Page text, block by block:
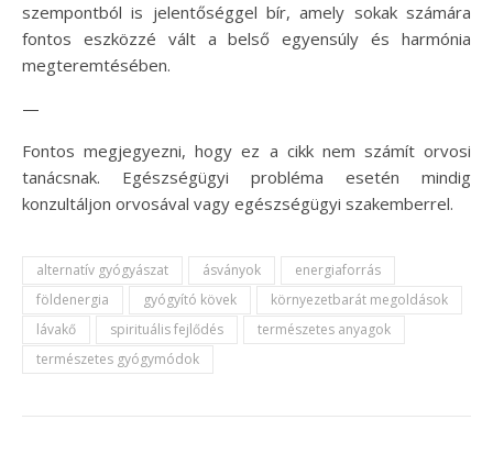
szempontból is jelentőséggel bír, amely sokak számára
fontos eszközzé vált a belső egyensúly és harmónia
megteremtésében.
—
Fontos megjegyezni, hogy ez a cikk nem számít orvosi
tanácsnak. Egészségügyi probléma esetén mindig
konzultáljon orvosával vagy egészségügyi szakemberrel.
alternatív gyógyászat ásványok
energiaforrás
földenergia
gyógyító kövek
környezetbarát megoldások
lávakő
spirituális fejlődés
természetes anyagok
természetes gyógymódok